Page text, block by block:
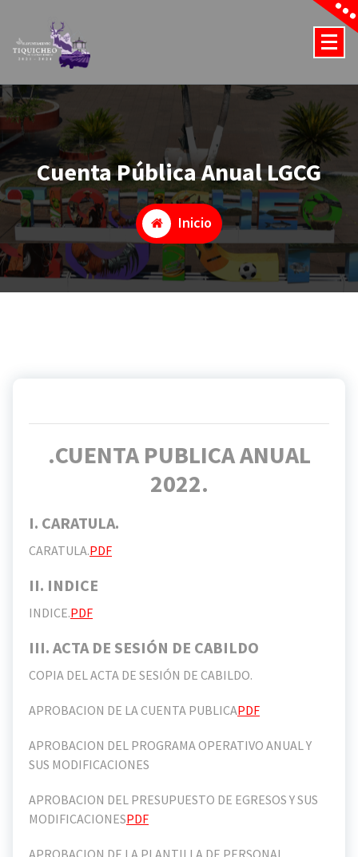
contenido
Cuenta Pública Anual LGCG
Inicio
.CUENTA PUBLICA ANUAL
2022.
I. CARATULA.
CARATULA.PDF
II. INDICE
INDICE.PDF
III. ACTA DE SESIÓN DE CABILDO
COPIA DEL ACTA DE SESIÓN DE CABILDO.
APROBACION DE LA CUENTA PUBLICAPDF
APROBACION DEL PROGRAMA OPERATIVO ANUAL Y
SUS MODIFICACIONES
APROBACION DEL PRESUPUESTO DE EGRESOS Y SUS
MODIFICACIONESPDF